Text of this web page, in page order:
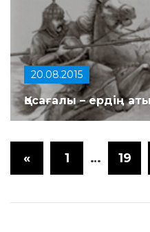
20.08.2015
Қосағалы – ердің
« 1 … 19